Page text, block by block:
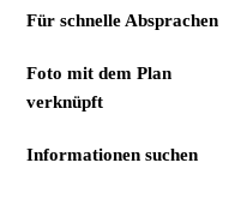
Für schnelle Absprachen
Foto mit dem Plan
verknüpft
Informationen suchen